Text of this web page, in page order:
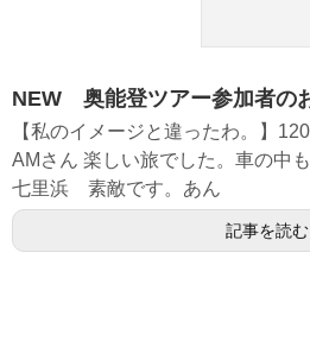
NEW 奥能登ツアー参加者の
【私のイメージと違ったわ。】
AMさん 楽しい旅でした。車の中
七里浜 素敵です。あん
記事を読む